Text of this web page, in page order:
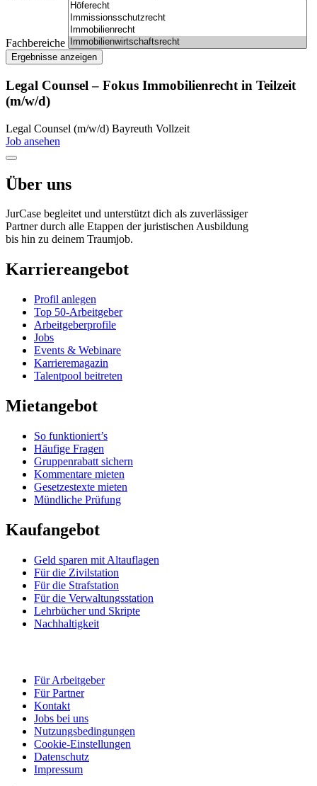
Fachbereiche
Ergebnisse anzeigen
Legal Counsel – Fokus Immobilienrecht in Teilzeit
(m/w/d)
Legal Counsel (m/w/d) Bayreuth Vollzeit
Job ansehen
Über uns
JurCase begleitet und unterstützt dich als zuverlässiger
Partner durch alle Etappen der juristischen Ausbildung
bis hin zu deinem Traumjob.
Karriereangebot
Profil anlegen
Top 50-Arbeitgeber
Arbeitgeberprofile
Jobs
Events & Webinare
Karrieremagazin
Talentpool beitreten
Mietangebot
So funktioniert’s
Häufige Fragen
Gruppenrabatt sichern
Kommentare mieten
Gesetzestexte mieten
Mündliche Prüfung
Kaufangebot
Geld sparen mit Altauflagen
Für die Zivilstation
Für die Strafstation
Für die Verwaltungsstation
Lehrbücher und Skripte
Nachhaltigkeit
Für Arbeitgeber
Für Partner
Kontakt
Jobs bei uns
Nutzungsbedingungen
Cookie-Einstellungen
Datenschutz
Impressum